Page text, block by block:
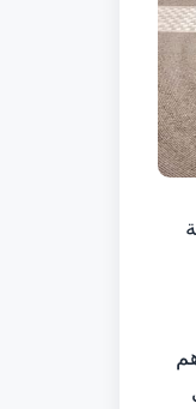
بـ 8.5 مليار درهم